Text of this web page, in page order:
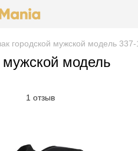
городской мужской модель
мужской модель
1 отзыв